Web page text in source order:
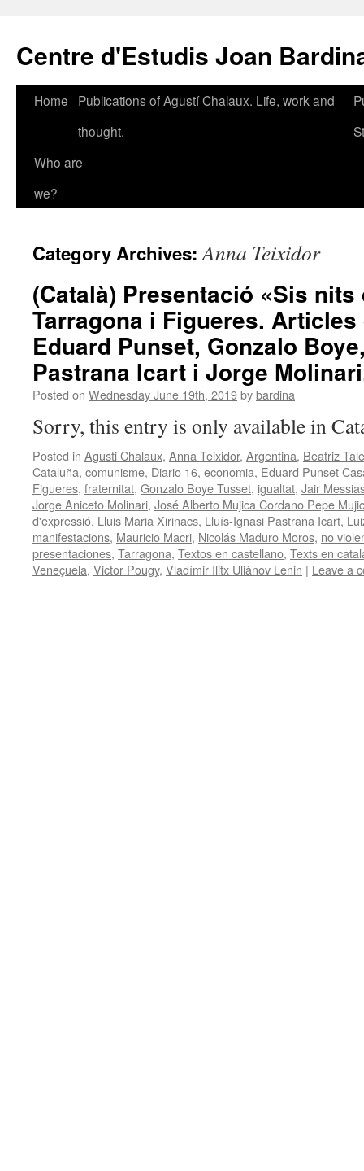
content
Centre d'Estudis Joan
Home
Publications of Agustí Chalaux. Life, work and
thought.
Who are
we?
Category Archives:Anna Teixidor
(Català) Presentació «Sis nits
Tarragona i Figueres. Articles
Eduard Punset, Gonzalo
Pastrana Icart i Jorge
Posted on Wednesday June 19th, 2019bybardina
Sorry, this entry is only available in
Posted in Agusti Chalaux, Anna Teixidor, Argentina, Beatriz
Cataluña, comunisme, Diario 16, economia, Eduard Punset
Figueres, fraternitat, Gonzalo Boye Tusset, igualtat, Jair
Jorge Aniceto Molinari, José Alberto Mujica Cordano Pepe
d'expressió, Lluis Maria Xirinacs, Lluís-Ignasi Pastrana Icart,
manifestacions, Mauricio Macri, Nicolás Maduro Moros, no
presentaciones, Tarragona, Textos en castellano, Texts en
Veneçuela, Victor Pougy, Vladímir Ilitx Uliànov Lenin | Leave a